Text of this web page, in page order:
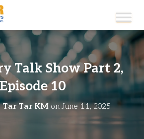
Talk Show Part 2,
Episode 10
Tar Tar KMonJune 11, 2025